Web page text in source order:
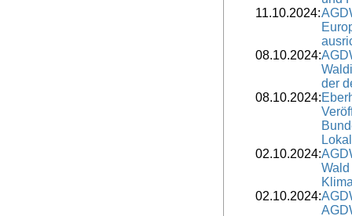
11.10.2024:
08.10.2024:
der
08.10.2024:
02.10.2024:
02.10.2024: